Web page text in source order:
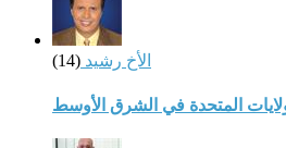
الأخ رشيد (14)
المتحدة في الشرق الأوسط